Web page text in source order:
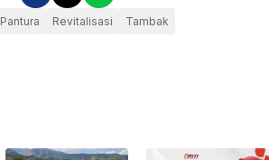
Pantura Revitalisasi Tambak